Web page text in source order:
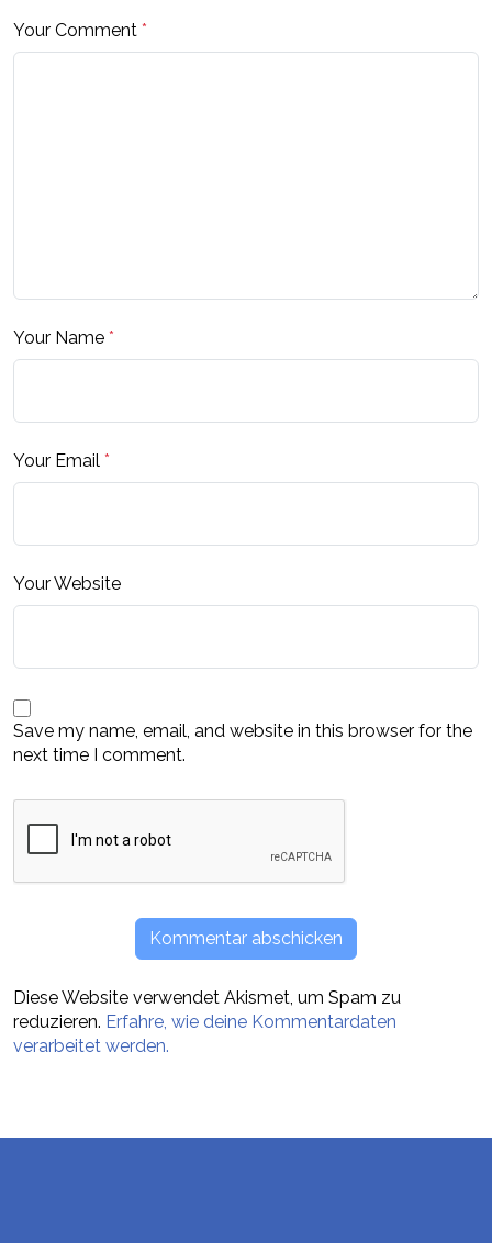
Your Comment *
Your Name *
Your Email *
Your Website
Save my name, email, and website in this browser for the
next time I comment.
Diese Website verwendet Akismet, um Spam zu
reduzieren. Erfahre, wie deine Kommentardaten
verarbeitet werden.